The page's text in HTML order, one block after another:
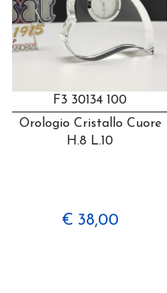
F3 30134 100
Orologio Cristallo Cuore
H.8 L.10
€ 38,00